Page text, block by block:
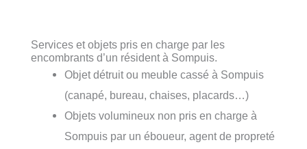
Services et objets pris en charge par les
encombrants d’un résident à Sompuis.
Objet détruit ou meuble cassé à Sompuis
(canapé, bureau, chaises, placards…)
Objets volumineux non pris en charge à
Sompuis par un éboueur, agent de propreté